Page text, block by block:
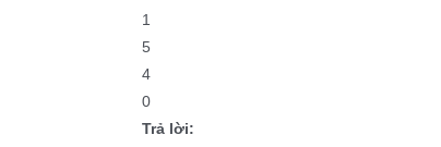
1
5
4
0
Trả lời: